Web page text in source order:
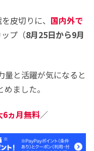
皮切りに、 国内外で
プ（8月25日から9月
量と活躍が気になると
ました。
6ヵ月無料／